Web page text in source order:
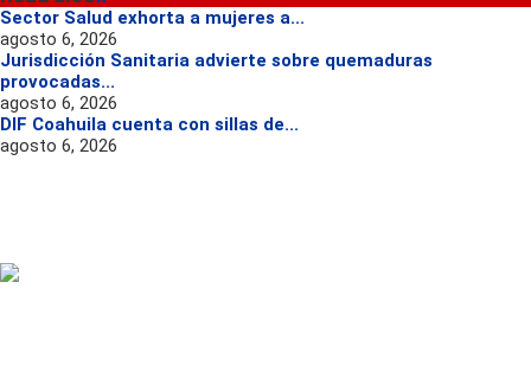
Sector Salud exhorta a mujeres a...
agosto 6, 2026
Jurisdicción Sanitaria advierte sobre quemaduras
provocadas...
agosto 6, 2026
DIF Coahuila cuenta con sillas de...
agosto 6, 2026